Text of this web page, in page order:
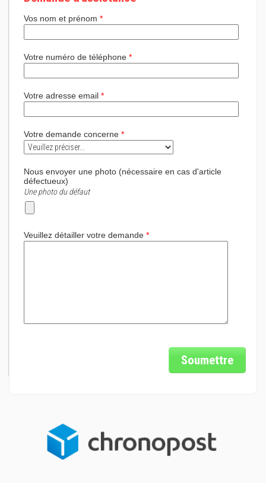
Vos nom et prénom *
Votre numéro de téléphone *
Votre adresse email *
Votre demande concerne *
Nous envoyer une photo (nécessaire en cas d'article
défectueux)
Une photo du défaut
Veuillez détailler votre demande *
Soumettre